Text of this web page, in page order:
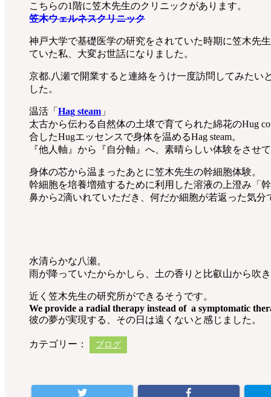
こちらの1階に笠木先生のクリニックがあります。
笠木ウェルネスクリニック
神戸大学で基礎医学の研究をされていた時期に笠木先
ていた私、大変お世話になりました。
京都.八瀬で開業すると連絡をうけ一度訪問してみた
した。
温活「 Hag steam 」
太古から伝わる自然体の土壌で育てられた綿花のHug
合したHugエッセンスで身体を温めるHag steam。
『他人軸』から『自分軸』へ、素晴らしい体験をさせ
身体の芯から温まったあとに笠木先生の幹細胞体験。
幹細胞を培養増殖するために利用した溶液の上澄み「
鼻から2滴いれていただき、何だか細胞が若返った気分
水清らかな八瀬。
雨が降っていたからかしら、土の香りと比叡山から吹
近く笠木先生の研究所ができるそうです。
We provide a radial therapy instead of a symptomatic
彼の夢が実現する、その日は遠くないと感じました。
カテゴリー： ブログ